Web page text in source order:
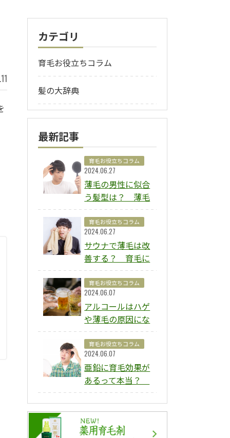
カテゴリ
育毛お役立ちコラム
髪の大辞典
最新記事
育毛お役立ちコラム
2024.06.27
薄毛の男性に似合
う髪型は？ 薄毛
をカバーできるお
すすめのヘアスタ
イルをタイプ別に
ご紹介
育毛お役立ちコラム
2024.06.27
サウナで薄毛は改
善する？ 育毛に
効果的とされる理
由や薄毛を防止す
るためのポイント
を解説
育毛お役立ちコラム
2024.06.07
アルコールはハゲ
や薄毛の原因にな
る？ 飲酒とハゲ
や薄毛、抜け毛の
関係や予防方法を
解説
育毛お役立ちコラム
2024.06.07
亜鉛に育毛効果が
あるって本当？
育毛に良いとされ
る理由や適切な摂
取量、摂取のポイ
ントを解説